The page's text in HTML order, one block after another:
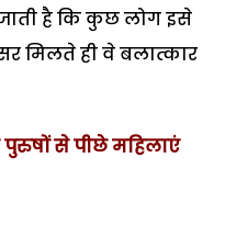
है कि कुछ लोग इसे
मिलते ही वे बलात्कार
पुरुषों से पीछे महिलाएं